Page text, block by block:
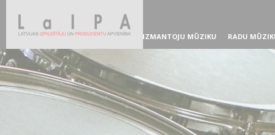
IZMANTOJU MŪZIKU RADU